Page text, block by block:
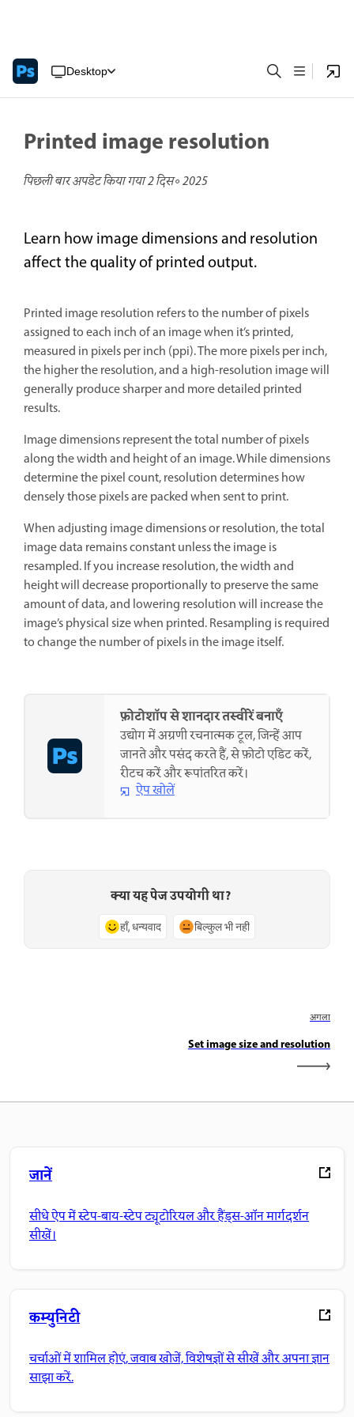
Desktop
Printed image resolution
पिछली बार अपडेट किया गया2 दिस॰ 2025
Learn how image dimensions and resolution
affect the quality of printed output.
Printed image resolution refers to the number of pixels
assigned to each inch of an image when it’s printed,
measured in pixels per inch (ppi). The more pixels per inch,
the higher the resolution, and a high-resolution image will
generally produce sharper and more detailed printed
results.
Image dimensions represent the total number of pixels
along the width and height of an image. While dimensions
determine the pixel count, resolution determines how
densely those pixels are packed when sent to print.
When adjusting image dimensions or resolution, the total
image data remains constant unless the image is
resampled. If you increase resolution, the width and
height will decrease proportionally to preserve the same
amount of data, and lowering resolution will increase the
image’s physical size when printed. Resampling is required
to change the number of pixels in the image itself.
फ़ोटोशॉप से शानदार तस्वीरें बनाएँ
उद्योग में अग्रणी रचनात्मक टूल, जिन्हें आप
जानते और पसंद करते हैं, से फ़ोटो एडिट करें,
रीटच करें और रूपांतरित करें।
ऐप खोलें
क्या यह पेज उपयोगी था?
हाँ, धन्यवाद बिल्कुल भी नहीं
अगला
Set image size and resolution
जानें
सीधे ऐप में स्टेप-बाय-स्टेप ट्यूटोरियल और हैंड्स-ऑन मार्गदर्शन
सीखें।
कम्युनिटी
चर्चाओं में शामिल होएं, जवाब खोजें, विशेषज्ञों से सीखें और अपना ज्ञान
साझा करें.